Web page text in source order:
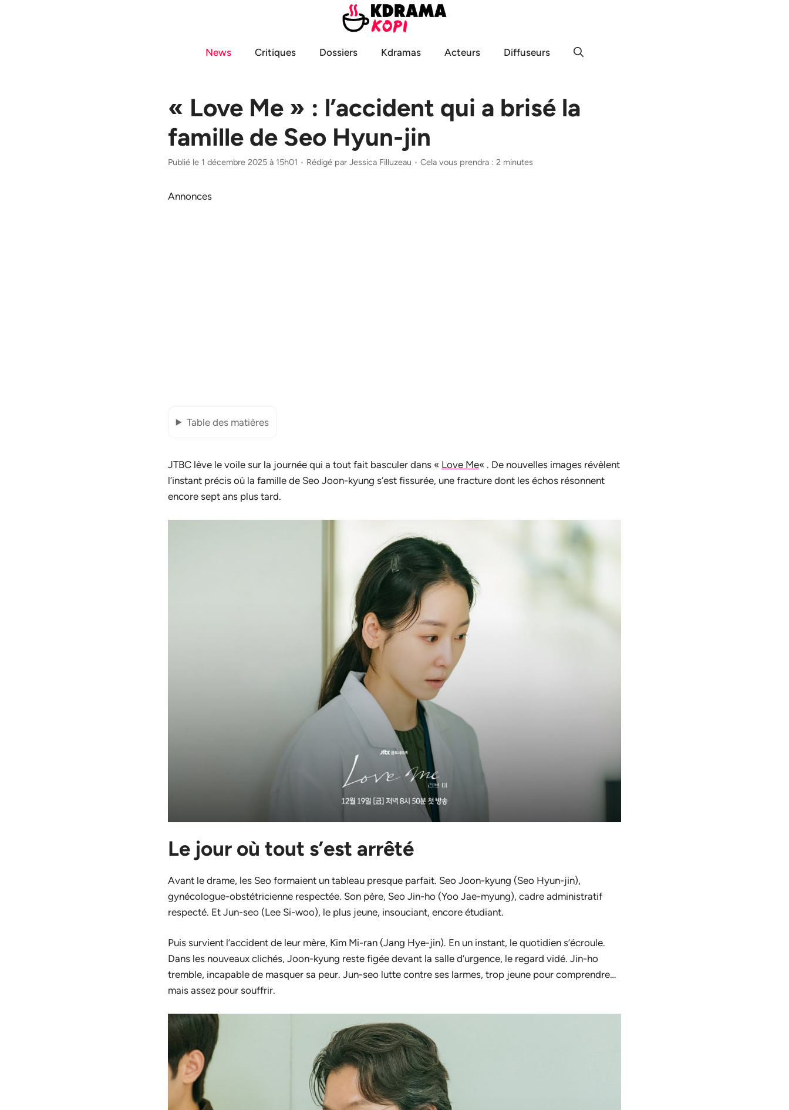
News
Critiques Dossiers Kdramas Acteurs Diffuseurs
« Love Me » : l’accident qui a brisé la
famille de Seo Hyun-jin
Publié le 1 décembre 2025 à 15h01 • Rédigé par Jessica Filluzeau • Cela vous prendra : 2 minutes
Annonces
Table des matières
JTBC lève le voile sur la journée qui a tout fait basculer dans « Love Me« . De nouvelles images révèlent
l’instant précis où la famille de Seo Joon-kyung s’est fissurée, une fracture dont les échos résonnent
encore sept ans plus tard.
Le jour où tout s’est arrêté
Avant le drame, les Seo formaient un tableau presque parfait. Seo Joon-kyung (Seo Hyun-jin),
gynécologue-obstétricienne respectée. Son père, Seo Jin-ho (Yoo Jae-myung), cadre administratif
respecté. Et Jun-seo (Lee Si-woo), le plus jeune, insouciant, encore étudiant.
Puis survient l’accident de leur mère, Kim Mi-ran (Jang Hye-jin). En un instant, le quotidien s’écroule.
Dans les nouveaux clichés, Joon-kyung reste figée devant la salle d’urgence, le regard vidé. Jin-ho
tremble, incapable de masquer sa peur. Jun-seo lutte contre ses larmes, trop jeune pour comprendre…
mais assez pour souffrir.